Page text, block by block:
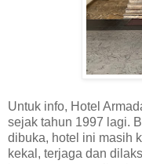
Untuk info, Hotel
sejak tahun 1997 lagi.
dibuka, hotel ini masih
kekal, terjaga dan